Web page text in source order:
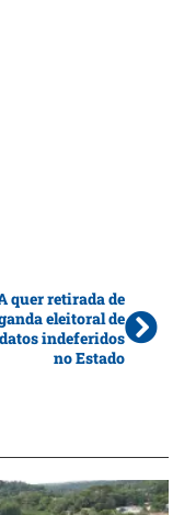
quer retirada de
eleitoral de
indeferidos
no Estado